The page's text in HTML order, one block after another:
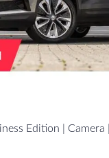
Edition | Camera